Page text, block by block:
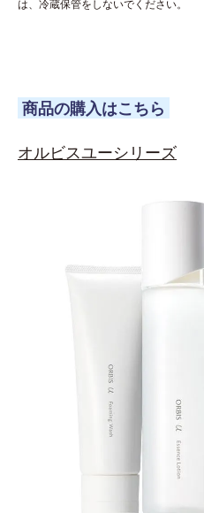
は、冷蔵保管をしないでください。
商品の購入はこちら
オルビスユーシリーズ